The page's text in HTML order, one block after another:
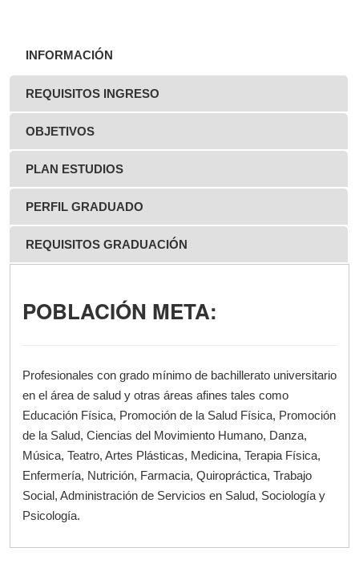
INFORMACIÓN
REQUISITOS INGRESO
OBJETIVOS
PLAN ESTUDIOS
PERFIL GRADUADO
REQUISITOS GRADUACIÓN
POBLACIÓN META:
Profesionales con grado mínimo de bachillerato universitario
en el área de salud y otras áreas afines tales como
Educación Física, Promoción de la Salud Física, Promoción
de la Salud, Ciencias del Movimiento Humano, Danza,
Música, Teatro, Artes Plásticas, Medicina, Terapia Física,
Enfermería, Nutrición, Farmacia, Quiropráctica, Trabajo
Social, Administración de Servicios en Salud, Sociología y
Psicología.